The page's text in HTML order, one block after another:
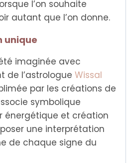
l’on souhaite
autant que l’on donne.
unique
imaginée avec
de l’astrologue Wissal
par les créations de
symbolique
énergétique et création
une interprétation
de chaque signe du